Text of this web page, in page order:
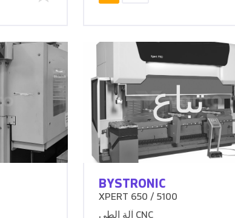
تباع
BYSTRONIC
XPERT 650 / 5100
آلة الطي CNC